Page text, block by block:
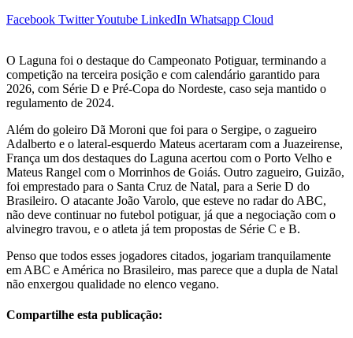
Facebook TwitterYoutube LinkedIn Whatsapp Cloud
O Laguna foi o destaque do Campeonato Potiguar, terminando a
competição na terceira posição e com calendário garantido para
2026, com Série D e Pré-Copa do Nordeste, caso seja mantido o
regulamento de 2024.
Além do goleiro Dã Moroni que foi para o Sergipe, o zagueiro
Adalberto e o lateral-esquerdo Mateus acertaram com a Juazeirense,
França um dos destaques do Laguna acertou com o Porto Velho e
Mateus Rangel com o Morrinhos de Goiás. Outro zagueiro, Guizão,
foi emprestado para o Santa Cruz de Natal, para a Serie D do
Brasileiro. O atacante João Varolo, que esteve no radar do ABC,
não deve continuar no futebol potiguar, já que a negociação com o
alvinegro travou, e o atleta já tem propostas de Série C e B.
Penso que todos esses jogadores citados, jogariam tranquilamente
em ABC e América no Brasileiro, mas parece que a dupla de Natal
não enxergou qualidade no elenco vegano.
Compartilhe esta publicação: